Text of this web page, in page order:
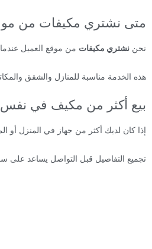
متى نشتري مكيفات من
نحن نشتري مكيفات من موقع العميل
هذه الخدمة مناسبة للمنازل والشقق
بيع أكثر من مكيف في
إذا كان لديك أكثر من جهاز في المنزل أو
تجميع التفاصيل قبل التواصل يساعد على